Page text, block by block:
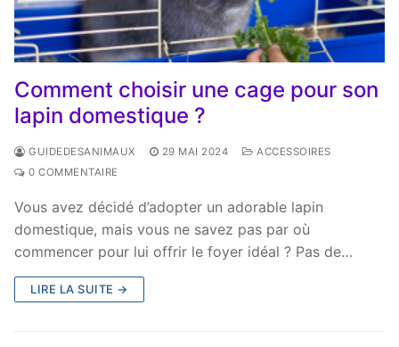
Comment choisir une cage pour son
lapin domestique ?
GUIDEDESANIMAUX 29 MAI 2024
ACCESSOIRES
0 COMMENTAIRE
Vous avez décidé d’adopter un adorable lapin
domestique, mais vous ne savez pas par où
commencer pour lui offrir le foyer idéal ? Pas de…
LIRE LA SUITE →